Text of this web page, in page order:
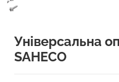
Універсальна
SAHECO